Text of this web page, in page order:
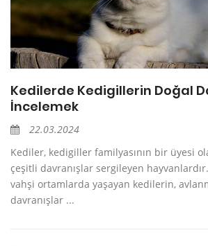
Kedilerde Kedigillerin Doğal
İncelemek
22.03.2024
Kediler, kedigiller familyasının bir üyesi
çeşitli davranışlar sergileyen
vahşi ortamlarda yaşayan kedilerin,
davranışlar ...